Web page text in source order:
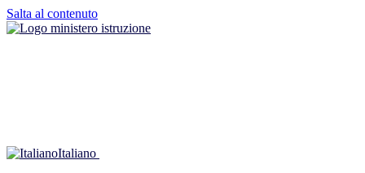
Salta al contenuto
Italiano